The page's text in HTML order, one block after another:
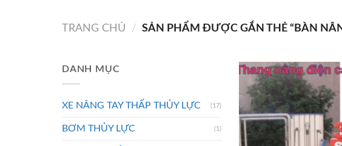
TRANG CHỦ / SẢN PHẨM ĐƯỢC GẮN THẺ “BÀN
DANH MỤC
XE NÂNG TAY THẤP THỦY LỰC (17)
BƠM THỦY LỰC (1)